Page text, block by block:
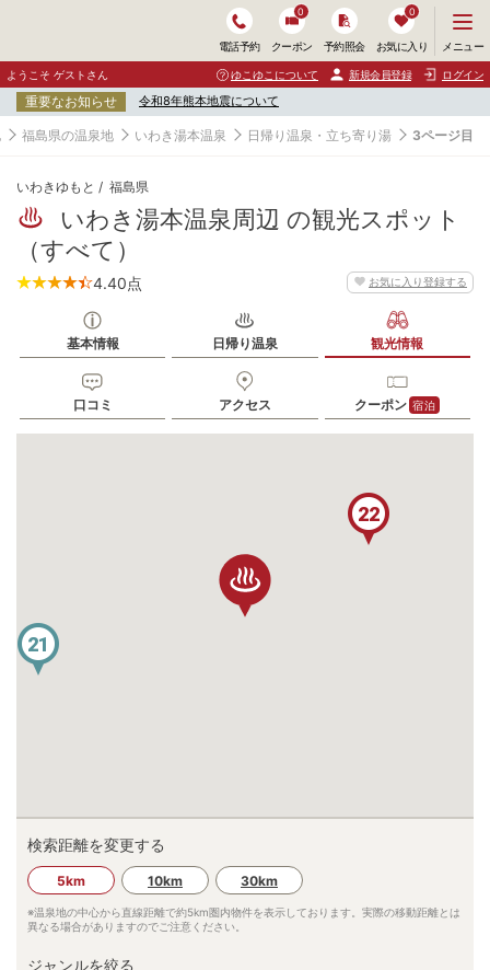
電話予約 クーポン
0
予約照会 お気に入り
0
ニ
ュ
ー
開
く
メニュー
ようこそ ゲストさん ゆこゆこについて 新規会員登録 ログイン
重要なお知らせ 令和8年熊本地震について
福島県の温泉地 いわき湯本温泉 日帰り温泉・立ち寄り湯 3ページ目
いわきゆもと 福島県
いわき湯本温泉周辺 の観光スポット
（すべて）
お気に入り登録する
4.40点
基本情報 日帰り温泉 観光情報
口コミ アクセス クーポン 宿泊
21
22
検索距離を変更する
5km 10km 30km
※温泉地の中心から直線距離で約5km圏内物件を表示しております。実際の移動距離とは
異なる場合がありますのでご注意ください。
ジャンルを絞る